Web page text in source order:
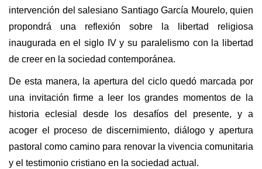
intervención del salesiano Santiago García Mourelo, quien
propondrá una reflexión sobre la libertad religiosa
inaugurada en el siglo IV y su paralelismo con la libertad
de creer en la sociedad contemporánea.
De esta manera, la apertura del ciclo quedó marcada por
una invitación firme a leer los grandes momentos de la
historia eclesial desde los desafíos del presente, y a
acoger el proceso de discernimiento, diálogo y apertura
pastoral como camino para renovar la vivencia comunitaria
y el testimonio cristiano en la sociedad actual.